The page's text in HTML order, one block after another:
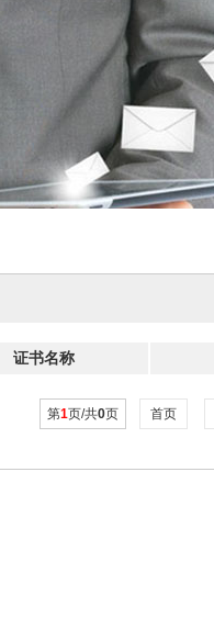
证书名称
第1页/共0页 首页